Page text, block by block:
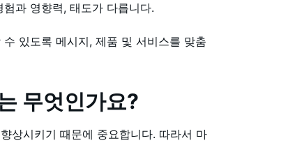
과 영향력, 태도가 다릅니다.
있도록 메시지, 제품 및 서비스를 맞춤
무엇인가요?
상시키기 때문에 중요합니다. 따라서 마